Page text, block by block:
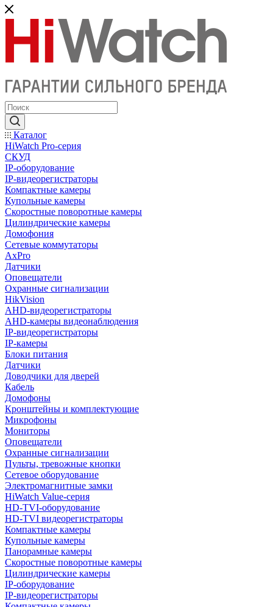
Каталог
HiWatch Pro-серия
CКУД
IP-оборудование
IP-видеорегистраторы
Компактные камеры
Купольные камеры
Скоростные поворотные камеры
Цилиндрические камеры
Домофония
Сетевые коммутаторы
AxPro
Датчики
Оповещатели
Охранные сигнализации
HikVision
AHD-видеорегистраторы
AHD-камеры видеонаблюдения
IP-видеорегистраторы
IP-камеры
Блоки питания
Датчики
Доводчики для дверей
Кабель
Домофоны
Кронштейны и комплектующие
Микрофоны
Мониторы
Оповещатели
Охранные сигнализации
Пульты, тревожные кнопки
Сетевое оборудование
Электромагнитные замки
HiWatch Value-серия
HD-TVI-оборудование
HD-TVI видеорегистраторы
Компактные камеры
Купольные камеры
Панорамные камеры
Скоростные поворотные камеры
Цилиндрические камеры
IP-оборудование
IP-видеорегистраторы